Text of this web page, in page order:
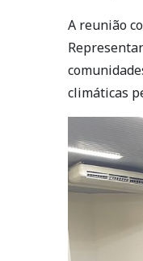
A reunião
climáticas